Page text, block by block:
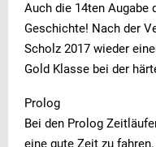
Auch die 14ten Augabe
Geschichte! Nach der
Scholz 2017 wieder
Gold Klasse bei der
Prolog
Bei den Prolog
eine gute Zeit zu